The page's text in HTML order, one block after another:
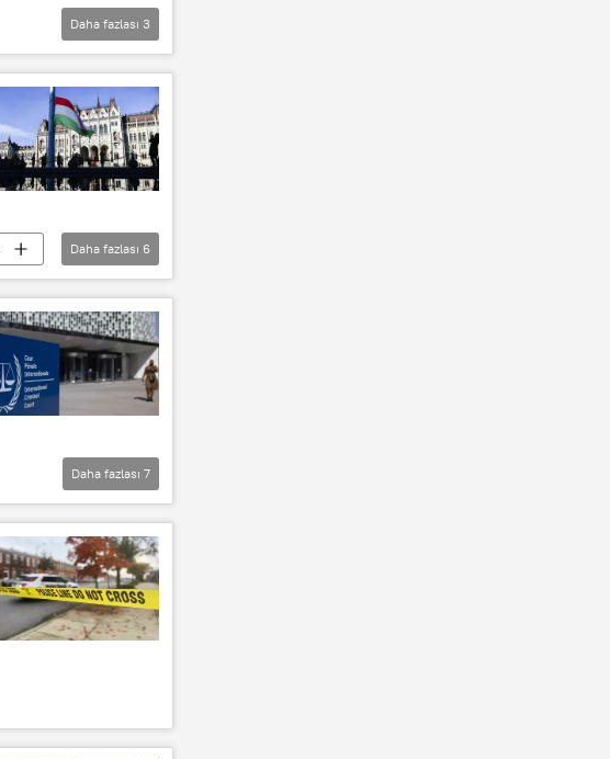
Daha fazlası 3
Daha fazlası 6
Daha fazlası 7